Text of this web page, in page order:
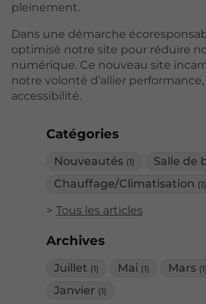
Catégories
Nouveautés (1) Salle de
Chauffage/Climatisation (1)
Tous les articles
Archives
Juillet (1) Mai (1) Mars (1)
Janvier (1)
pleinement.
Dans une démarche
optimisé notre site pour réduire
numérique. Ce nouveau site
notre volonté d’allier
accessibilité.